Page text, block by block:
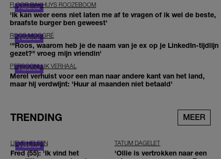
FLOOR BAKHUYS ROOZEBOOM
'Ik kan weer eens niet laten me af te vragen of ik wel de beste,
braafste burger ben geweest'
ROOS MOGGRÉ
'"Roos, waarom heb je de naam van je ex op je LinkedIn-tijdlijn
gezet?" vroeg mijn vriendin'
PERSOONLIJK VERHAAL
Merel verhuist voor een man naar andere kant van het land,
maar hij verdwijnt: 'Huur al maanden niet betaald'
TRENDING MEER
LIEVE HELEEN
Fred (55): 'Ik vind het
TATUM DAGELET
'Ollie is vertrokken naar een